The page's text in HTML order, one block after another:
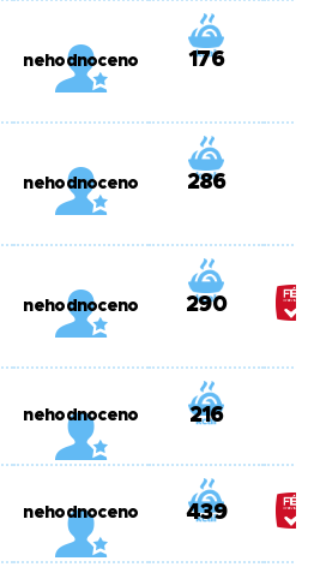
nehodnoceno 176
nehodnoceno 286
nehodnoceno 290
nehodnoceno 216
nehodnoceno 439